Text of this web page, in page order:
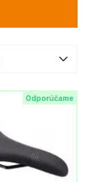
Odporúčame